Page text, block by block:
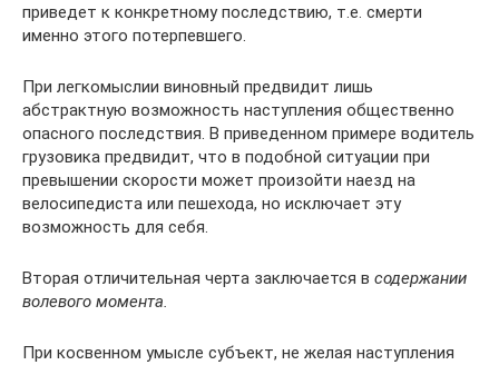
приведет к конкретному последствию, т.е. смерти
именно этого потерпевшего.
При легкомыслии виновный предвидит лишь
абстрактную возможность наступления общественно
опасного последствия. В приведенном примере водитель
грузовика предвидит, что в подобной ситуации при
превышении скорости может произойти наезд на
велосипедиста или пешехода, но исключает эту
возможность для себя.
Вторая отличительная черта заключается в содержании
волевого момента.
При косвенном умысле субъект, не желая наступления